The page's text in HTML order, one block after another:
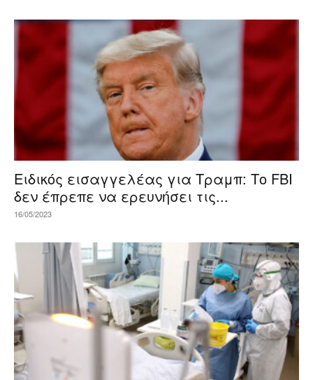
Ειδικός εισαγγελέας για Τραμπ: Το FBI
δεν έπρεπε να ερευνήσει τις...
16/05/2023